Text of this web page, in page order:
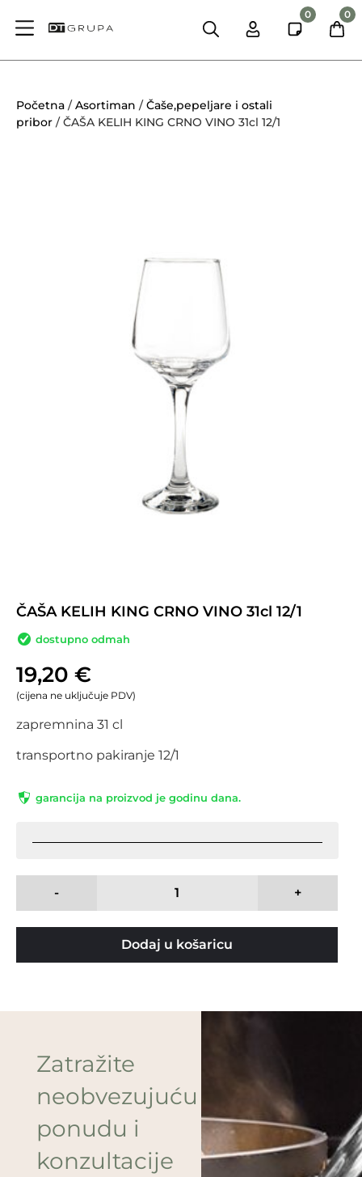
0 0
Početna /Asortiman /Čaše,pepeljare i ostali
pribor / ČAŠA KELIH KING CRNO VINO 31cl 12/1
ČAŠA KELIH KING CRNO VINO 31cl 12/1
dostupno odmah
19,20 €
(cijena ne uključuje PDV)
zapremnina 31 cl
transportno pakiranje 12/1
garancija na proizvod je godinu dana.
- +
Dodaj u košaricu
Zatražite
neobvezujuću
ponudu i
konzultacije